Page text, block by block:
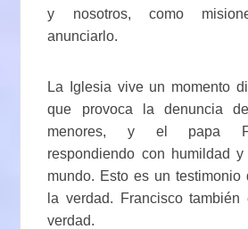
y nosotros, como
anunciarlo.
La Iglesia vive un momento
que provoca la denuncia
menores, y el papa
respondiendo con humildad
mundo. Esto es un testimonio
la verdad. Francisco
verdad.